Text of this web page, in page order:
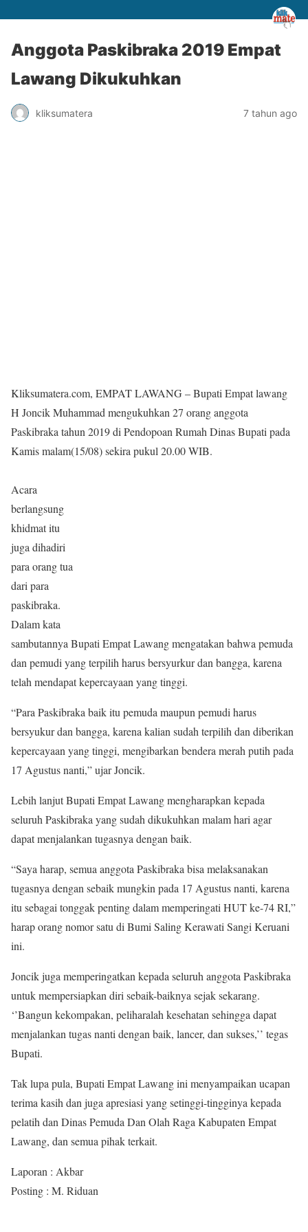
Anggota Paskibraka 2019 Empat
Lawang Dikukuhkan
kliksumatera 7 tahun ago
Kliksumatera.com, EMPAT LAWANG – Bupati Empat lawang
H Joncik Muhammad mengukuhkan 27 orang anggota
Paskibraka tahun 2019 di Pendopoan Rumah Dinas Bupati pada
Kamis malam(15/08) sekira pukul 20.00 WIB.
Acara
berlangsung
khidmat itu
juga dihadiri
para orang tua
dari para
paskibraka.
Dalam kata
sambutannya Bupati Empat Lawang mengatakan bahwa pemuda
dan pemudi yang terpilih harus bersyurkur dan bangga, karena
telah mendapat kepercayaan yang tinggi.
“Para Paskibraka baik itu pemuda maupun pemudi harus
bersyukur dan bangga, karena kalian sudah terpilih dan diberikan
kepercayaan yang tinggi, mengibarkan bendera merah putih pada
17 Agustus nanti,” ujar Joncik.
Lebih lanjut Bupati Empat Lawang mengharapkan kepada
seluruh Paskibraka yang sudah dikukuhkan malam hari agar
dapat menjalankan tugasnya dengan baik.
“Saya harap, semua anggota Paskibraka bisa melaksanakan
tugasnya dengan sebaik mungkin pada 17 Agustus nanti, karena
itu sebagai tonggak penting dalam memperingati HUT ke-74 RI,”
harap orang nomor satu di Bumi Saling Kerawati Sangi Keruani
ini.
Joncik juga memperingatkan kepada seluruh anggota Paskibraka
untuk mempersiapkan diri sebaik-baiknya sejak sekarang.
‘’Bangun kekompakan, peliharalah kesehatan sehingga dapat
menjalankan tugas nanti dengan baik, lancer, dan sukses,’’ tegas
Bupati.
Tak lupa pula, Bupati Empat Lawang ini menyampaikan ucapan
terima kasih dan juga apresiasi yang setinggi-tingginya kepada
pelatih dan Dinas Pemuda Dan Olah Raga Kabupaten Empat
Lawang, dan semua pihak terkait.
Laporan : Akbar
Posting : M. Riduan